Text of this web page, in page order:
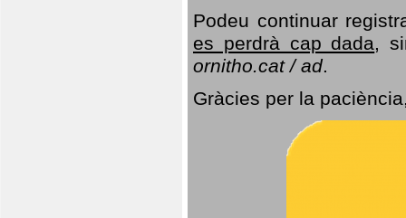
Podeu continuar
es perdrà cap dada,
ornitho.cat / ad.
Gràcies per la